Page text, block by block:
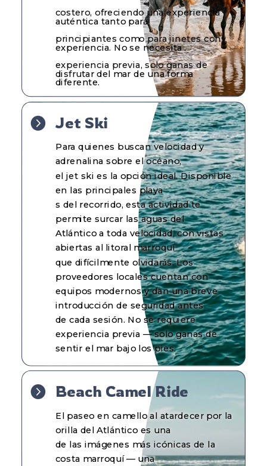
costero, ofreciendo una experiencia
auténtica tanto para
principiantes como para jinetes con
experiencia. No se necesita
experiencia previa, solo ganas de
disfrutar del mar de una forma
diferente.
 Jet Ski
Para quienes buscan velocidad y
adrenalina sobre el océano,
el jet ski es la opción ideal. Disponible
en las principales playa
s del recorrido, esta actividad te
permite surcar las aguas del
Atlántico a toda velocidad, con vistas
abiertas al litoral marroquí
que difícilmente olvidarás. Los
proveedores locales cuentan con
equipos modernos y dan una breve
introducción de seguridad antes
de cada sesión. No se requiere
experiencia previa — solo ganas de
sentir el mar bajo los pies.
 Beach Camel Ride
El paseo en camello al atardecer por la
orilla del Atlántico es una
de las imágenes más icónicas de la
costa marroquí — una